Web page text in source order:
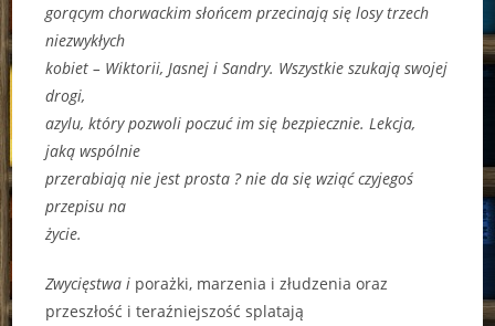
gorącym chorwackim słońcem przecinają się losy trzech
niezwykłych
kobiet – Wiktorii, Jasnej i Sandry. Wszystkie szukają swojej
drogi,
azylu, który pozwoli poczuć im się bezpiecznie. Lekcja,
jaką wspólnie
przerabiają nie jest prosta ? nie da się wziąć czyjegoś
przepisu na
życie.
Zwycięstwa i porażki, marzenia i złudzenia oraz
przeszłość i teraźniejszość splatają